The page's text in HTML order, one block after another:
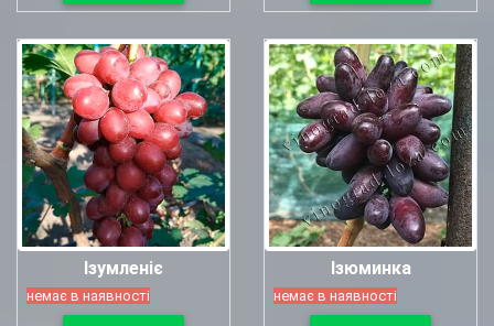
Ізумленіє
немає в наявності
Ізюминка
немає в наявності